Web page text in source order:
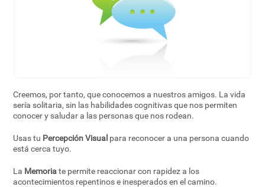
Creemos, por tanto, que conocemos a nuestros amigos. La vida
sería solitaria, sin las habilidades cognitivas que nos permiten
conocer y saludar a las personas que nos rodean.
Usas tu Percepción Visual para reconocer a una persona cuando
está cerca tuyo.
La Memoriate permite reaccionar con rapidez a los
acontecimientos repentinos e inesperados en el camino.